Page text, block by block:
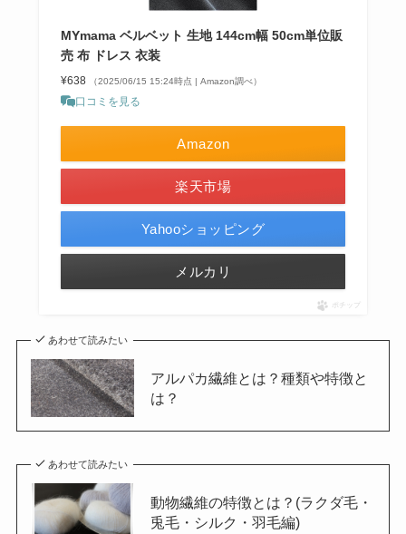
MYmama ベルベット 生地 144cm幅 50cm単位販
売 布 ドレス 衣装
¥638 （2025/06/15 15:24時点 | Amazon調べ）
口コミを見る
Amazon
楽天市場
Yahooショッピング
メルカリ
ポチップ
あわせて読みたい
アルパカ繊維とは？種類や特徴と
は？
あわせて読みたい
動物繊維の特徴とは？(ラクダ毛・
兎毛・シルク・羽毛編)